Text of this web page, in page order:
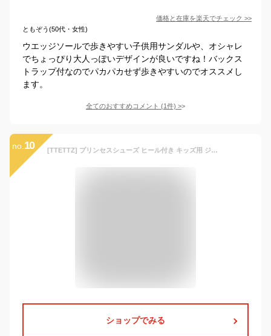
価格と在庫を楽天でチェック >>
ともぞう(50代・女性)
ウエッジソールで歩きやすい子供用サンダルや、オシャレ
でちょっぴり大人っぽいデザインが良いですね！バックス
トラップ付なのでパカパカせず歩きやすいのでオススメし
ます。
全てのおすすめコメント (1件) >
no. 10 [TTETTZ] プリンセスシューズ ヒール付き キッズ用 ジェリーサンダル 滑り止め ドレスアップ クリアスリッパ 軽量 通気性 快適 誕生日プレゼント 女児に適用, ピンク
ショップでみる